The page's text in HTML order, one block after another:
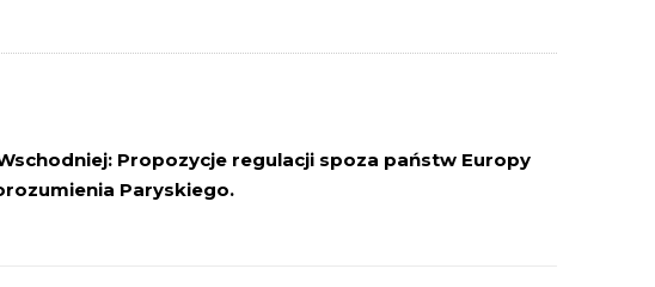
Propozycje regulacji spoza państw Europy
Paryskiego.